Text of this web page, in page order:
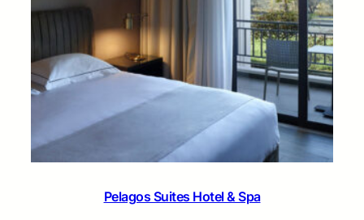
Pelagos Suites Hotel & Spa